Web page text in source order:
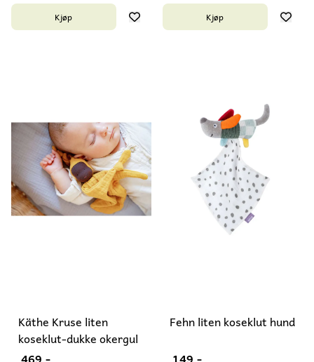
Kjøp Kjøp
Käthe Kruse liten
koseklut-dukke okergul
Fehn liten koseklut hund